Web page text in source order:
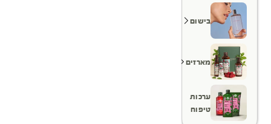
בישום
מארזים
ערכות
טיפוח